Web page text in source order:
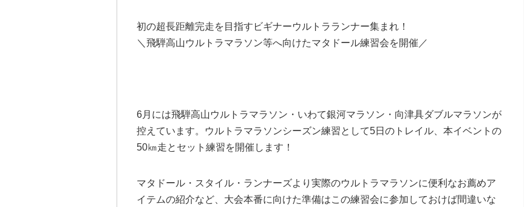
初の超長距離完走を目指すビギナーウルトラランナー集まれ！
＼飛騨高山ウルトラマラソン等へ向けたマタドール練習会を開催／
6月には飛騨高山ウルトラマラソン・いわて銀河マラソン・向津具ダブルマラソンが
控えています。ウルトラマラソンシーズン練習として5日のトレイル、本イベントの
50㎞走とセット練習を開催します！
マタドール・スタイル・ランナーズより実際のウルトラマラソンに便利なお薦めア
イテムの紹介など、大会本番に向けた準備はこの練習会に参加しておけば間違いな